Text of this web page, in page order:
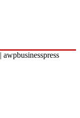
| awpbusinesspress